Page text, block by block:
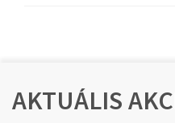
AKTUÁLIS